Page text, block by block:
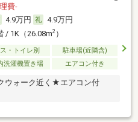
費-
4.9万円
4.9万円
/ 1K（26.08m2）
・トイレ別
駐車場(近隣含)
洗濯機置き場 エアコン付き
ウォーク近く★エアコン付